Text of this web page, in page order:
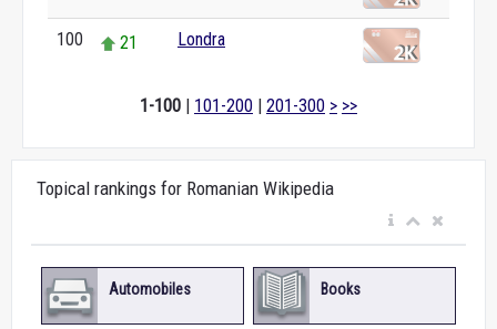
100 21 Londra
1-100 | 101-200 | 201-300 > >>
Topical rankings for Romanian Wikipedia
Automobiles Books